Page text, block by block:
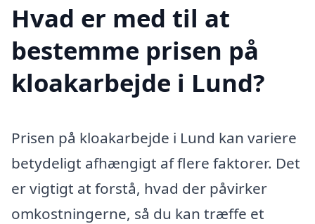
Hvad er med til at
bestemme prisen på
kloakarbejde i Lund?
Prisen på kloakarbejde i Lund kan variere
betydeligt afhængigt af flere faktorer. Det
er vigtigt at forstå, hvad der påvirker
omkostningerne, så du kan træffe et